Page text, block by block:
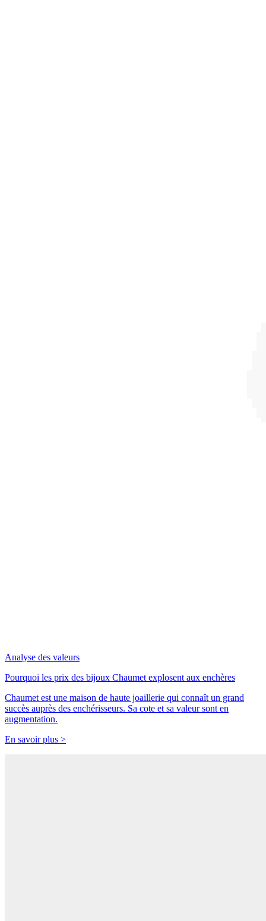
Analyse des valeurs
Pourquoi les prix des bijoux Chaumet explosent aux enchères
Chaumet est une maison de haute joaillerie qui connaît un grand
succès auprès des enchérisseurs. Sa cote et sa valeur sont en
augmentation.
En savoir plus >